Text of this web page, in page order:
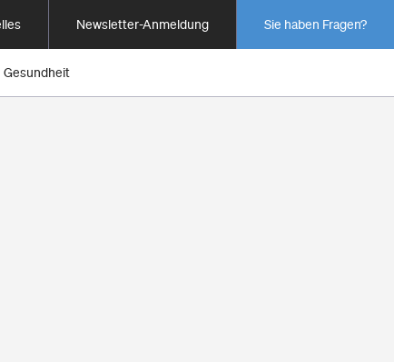
Newsletter-Anmeldung Sie haben Fragen?
Gesundheit